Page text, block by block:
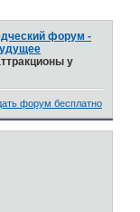
форум -
у
форум бесплатно